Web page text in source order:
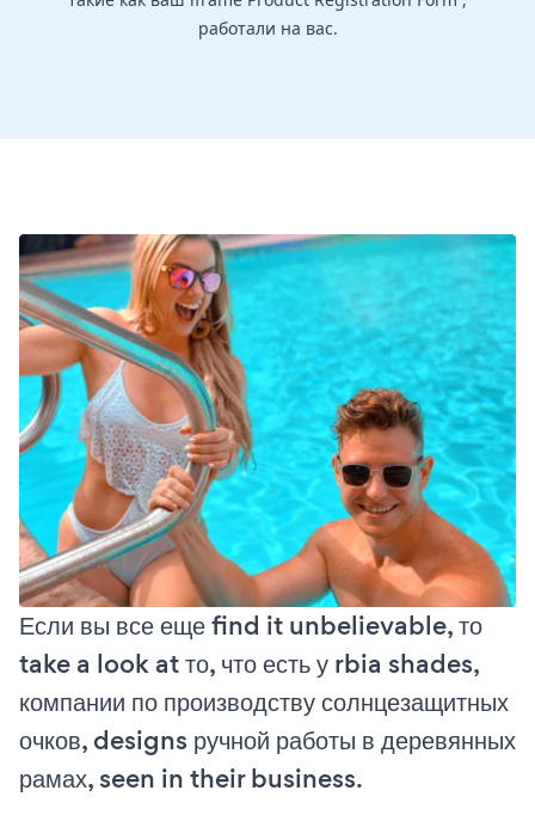
работали на вас.
Если вы все еще find it unbelievable, то
take a look at то, что есть у rbia shades,
компании по производству солнцезащитных
очков, designs ручной работы в деревянных
рамах, seen in their business.